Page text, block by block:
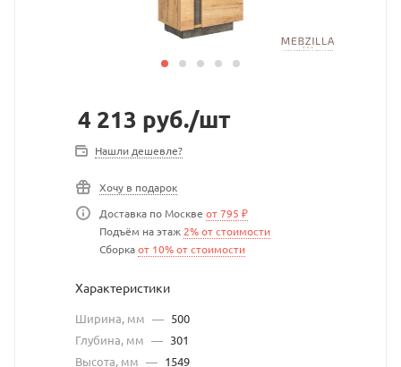
4 213 руб./шт
Нашли дешевле?
Хочу в подарок
Доставка по Москве от 795 ₽
Подъём на этаж 2% от стоимости
Сборкаот 10% от стоимости
Характеристики
Ширина, мм — 500
Глубина, мм — 301
Высота, мм — 1549